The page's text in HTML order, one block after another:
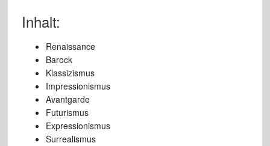
Inhalt:
Renaissance
Barock
Klassizismus
Impressionismus
Avantgarde
Futurismus
Expressionismus
Surrealismus